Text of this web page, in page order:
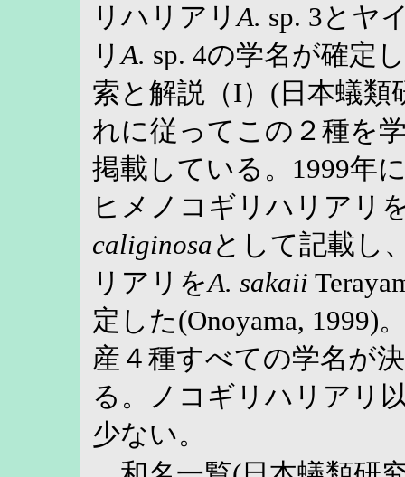
リハリアリA. sp. 3とヤ
リA. sp. 4の学名が確定
索と解説（I）(日本蟻類
れに従ってこの２種を
掲載している。1999年
ヒメノコギリハリアリ
caliginosaとして記載し
リアリをA. sakaii
定した(Onoyama, 1999)
産４種すべての学名が
る。ノコギリハリアリ
少ない。